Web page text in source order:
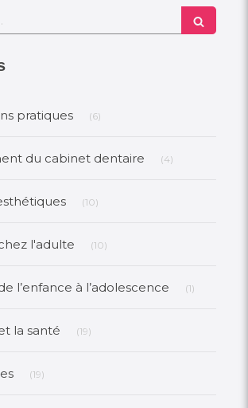
pratiques (6)
du cabinet dentaire (4)
(10)
l'adulte (10)
l’enfance à l’adolescence (1)
la santé (19)
(19)